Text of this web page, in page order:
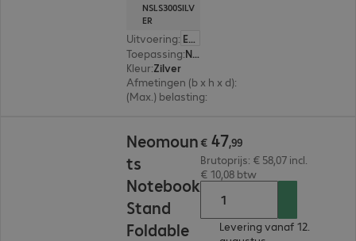
NSLS300SILV
ER
Uitvoering: Europa
Toepassing: Notebook
Kleur:Zilver
Afmetingen (b x h x d):
(Max.) belasting:
Neomoun
ts
Notebook
Stand
Foldable
€ 47,99
Brutoprijs: € 58,07 incl.
€ 10,08 btw
Levering vanaf 12.